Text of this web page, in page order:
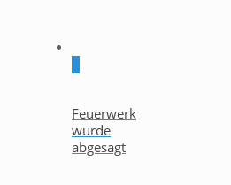
Feuerwerk
wurde
abgesagt